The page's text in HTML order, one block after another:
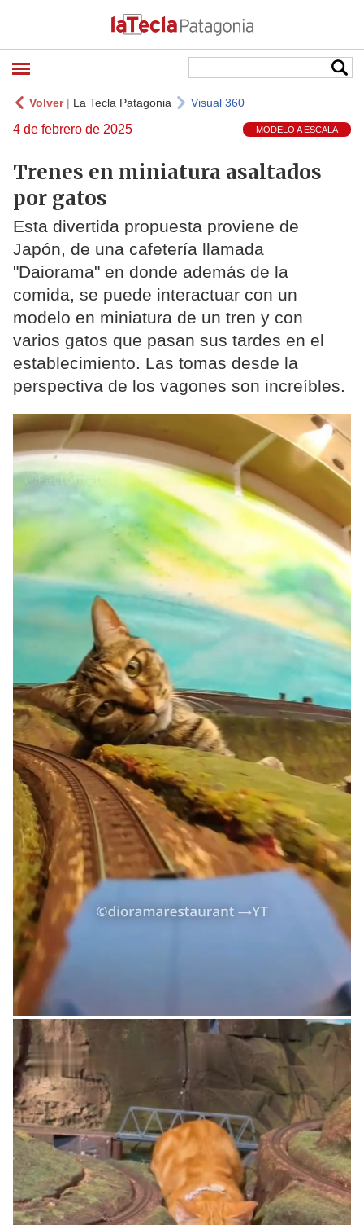
Volver| La Tecla Patagonia Visual 360
4 de febrero de 2025 MODELO A ESCALA
Trenes en miniatura asaltados
por gatos
Esta divertida propuesta proviene de
Japón, de una cafetería llamada
"Daiorama" en donde además de la
comida, se puede interactuar con un
modelo en miniatura de un tren y con
varios gatos que pasan sus tardes en el
establecimiento. Las tomas desde la
perspectiva de los vagones son increíbles.